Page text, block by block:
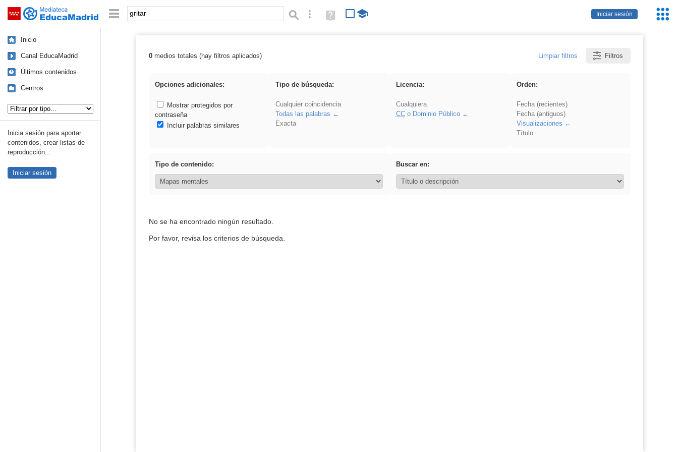
Saltar navegación
Iniciar sesión
Palabra o frase: Búsqueda avanzada
Ayuda
(en
Inicio
Canal EducaMadrid
Últimos contenidos
Centros
Inicia sesión para aportar
contenidos, crear listas de
reproducción...
Iniciar sesión
Resultados de: gritar
0medios totales (hay filtros aplicados) Limpiar filtros Filtros
Opciones adicionales:
Mostrar protegidos por
contraseña
Incluir palabras similares
Tipo de búsqueda:
Cualquier coincidencia
Todas las palabras
Exacta
Licencia:
Cualquiera
CCo Dominio Público
Orden:
Fecha (recientes)
Fecha (antiguos)
Visualizaciones
Título
Tipo de contenido: Buscar en:
No se ha encontrado ningún resultado.
Por favor, revisa los criterios de búsqueda.